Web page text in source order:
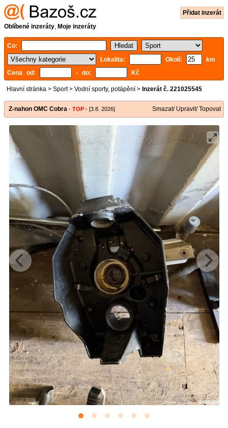
Přidat inzerát
Oblíbené inzeráty, Moje inzeráty
Co:
Lokalita:
Okolí:
km
Cena od:
- do: Kč
Hlavní stránka > Sport> Vodní sporty, potápění > Inzerát č. 221025545
Z-nahon OMC Cobra - TOP - [3.8. 2026] Smazat/ Upravit/ Topovat